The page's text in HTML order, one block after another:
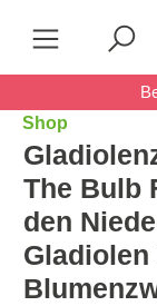
Shop
The Bulb
den
Gladiolen